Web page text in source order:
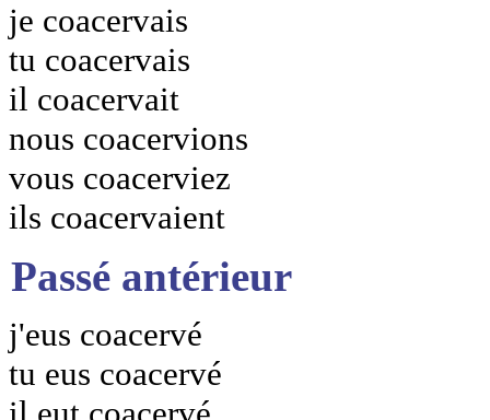
je coacervais
tu coacervais
il coacervait
nous coacervions
vous coacerviez
ils coacervaient
Passé antérieur
j'eus coacervé
tu eus coacervé